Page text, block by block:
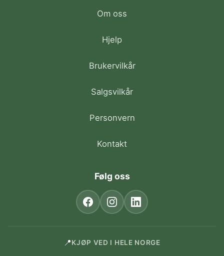
Om oss
Hjelp
Brukervilkår
Salgsvilkår
Personvern
Kontakt
Følg oss
📍KJØP VED I HELE NORGE